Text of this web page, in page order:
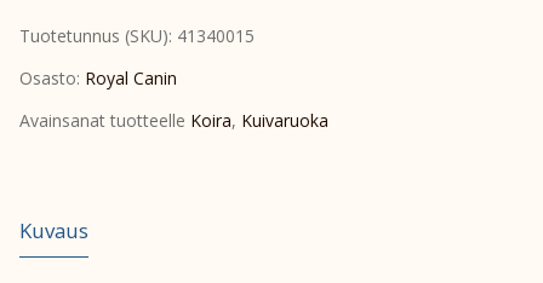
1,5kg
määrä
Tuotetunnus (SKU): 41340015
Osasto: Royal Canin
Avainsanat tuotteelle Koira, Kuivaruoka
Kuvaus